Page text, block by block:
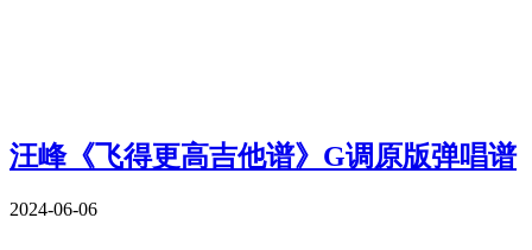
汪峰《飞得更高吉他谱》G调原版弹唱谱
2024-06-06